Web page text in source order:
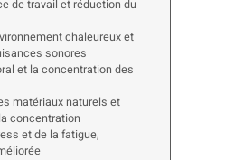
de travail et réduction du
chaleureux et
sonores
et la concentration des
matériaux naturels et
concentration
et de la fatigue,